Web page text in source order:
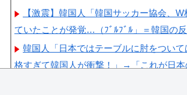
【激震】韓国人「韓国サッカー協会、
ていたことが発覚…（ﾌﾞﾙﾌﾞﾙ」＝韓国の
韓国人「日本ではテーブルに肘をつい
格すぎて韓国人が衝撃！」→「これが日本